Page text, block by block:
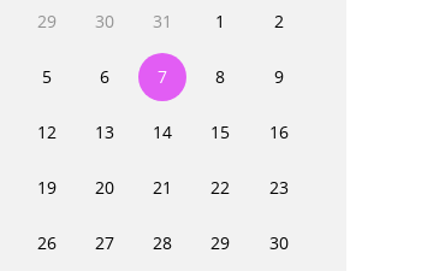
29 30 31 1 2
5 6 7 8 9
12 13 14 15 16
19 20 21 22 23
26 27 28 29 30